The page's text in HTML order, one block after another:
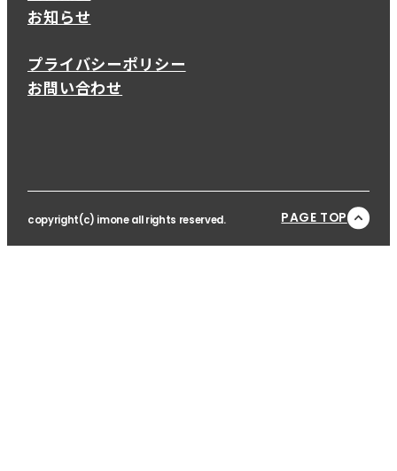
お知らせ
プライバシーポリシー
お問い合わせ
copyright(c) imone all rights reserved. PAGE TOP